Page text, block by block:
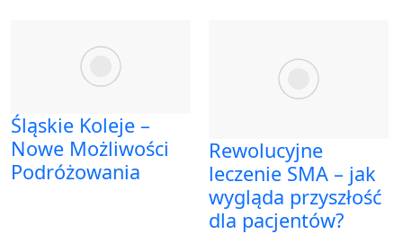
Śląskie Koleje –
Nowe Możliwości
Podróżowania
Rewolucyjne
leczenie SMA – jak
wygląda przyszłość
dla pacjentów?